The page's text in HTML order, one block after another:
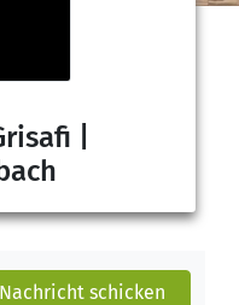
|
Nachricht schicken